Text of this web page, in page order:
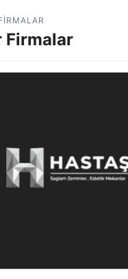
Firmalar